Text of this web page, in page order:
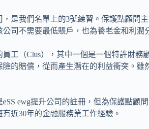
是我們名單上的3號練習。保護點顧問
司不需要最低賬戶，也為養老金和利潤
工（Clus），其中一個是一個特許財務
的賠償，從而產生潛在的利益衝突。
ewg提升公司的註冊，但為保護點顧
近30年的金融服務業工作經驗。